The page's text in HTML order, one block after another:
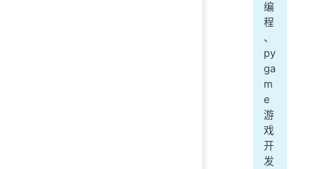
编
程
、
py
ga
m
e
游
戏
开
发